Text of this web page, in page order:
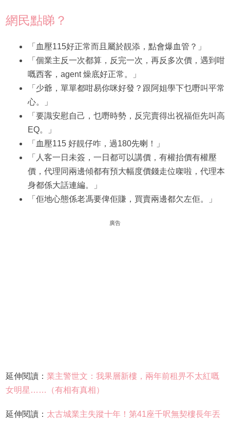
網民點睇？
「血壓115好正常而且屬於靚添，點會爆血管？」
「個業主反一次都算，反完一次，再反多次價，遇到咁
嘅西客，agent 燥底好正常。」
「少爺，單單都咁易你咪好發？跟阿姐學下乜嘢叫平常
心。」
「要識安慰自己，乜嘢時勢，反完賣得出祝福佢先叫高
EQ。」
「血壓115 好靚仔咋，過180先喇！」
「人客一日未簽，一日都可以講價，有權抬價有權壓
價，代理同兩邊傾都有預大幅度價錢走位㗎啦，代理本
身都係大話連編。」
「佢地心態係老馮要俾佢賺，買賣兩邊都欠左佢。」
廣告
延伸閱讀： 業主警世文：我果層新樓，兩年前租畀不太紅嘅
女明星……（有相有真相）
延伸閱讀： 太古城業主失蹤十年！第41座千呎無契樓長年丟